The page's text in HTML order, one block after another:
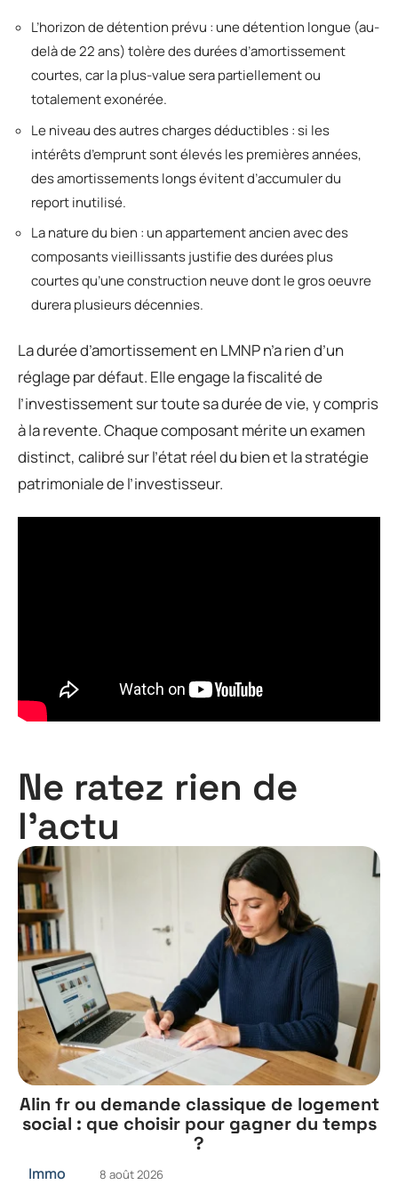
L’horizon de détention prévu : une détention longue (au-
delà de 22 ans) tolère des durées d’amortissement
courtes, car la plus-value sera partiellement ou
totalement exonérée.
Le niveau des autres charges déductibles : si les
intérêts d’emprunt sont élevés les premières années,
des amortissements longs évitent d’accumuler du
report inutilisé.
La nature du bien : un appartement ancien avec des
composants vieillissants justifie des durées plus
courtes qu’une construction neuve dont le gros oeuvre
durera plusieurs décennies.
La durée d’amortissement en LMNP n’a rien d’un
réglage par défaut. Elle engage la fiscalité de
l’investissement sur toute sa durée de vie, y compris
à la revente. Chaque composant mérite un examen
distinct, calibré sur l’état réel du bien et la stratégie
patrimoniale de l’investisseur.
Ne ratez rien de
l'actu
Alin fr ou demande classique de logement
social : que choisir pour gagner du temps
?
Immo 8 août 2026